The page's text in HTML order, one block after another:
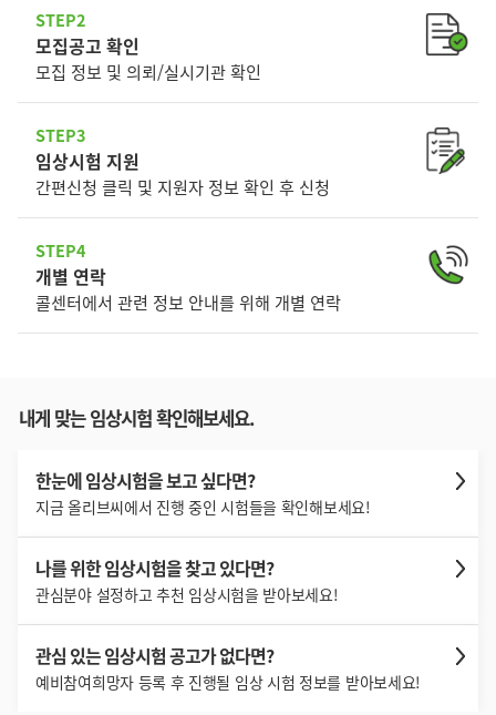
STEP2
모집공고 확인
모집 정보 및 의뢰/실시기관 확인
STEP3
임상시험 지원
간편신청 클릭 및 지원자 정보 확인 후 신청
STEP4
개별 연락
콜센터에서 관련 정보 안내를 위해 개별 연락
내게 맞는 임상시험 확인해보세요.
한눈에 임상시험을보고 싶다면?
지금 올리브씨에서 진행 중인 시험들을 확인해보세요!
나를 위한 임상시험을찾고 있다면?
관심분야 설정하고 추천 임상시험을 받아보세요!
관심 있는 임상시험공고가 없다면?
예비참여희망자 등록 후 진행될 임상 시험 정보를 받아보세요!